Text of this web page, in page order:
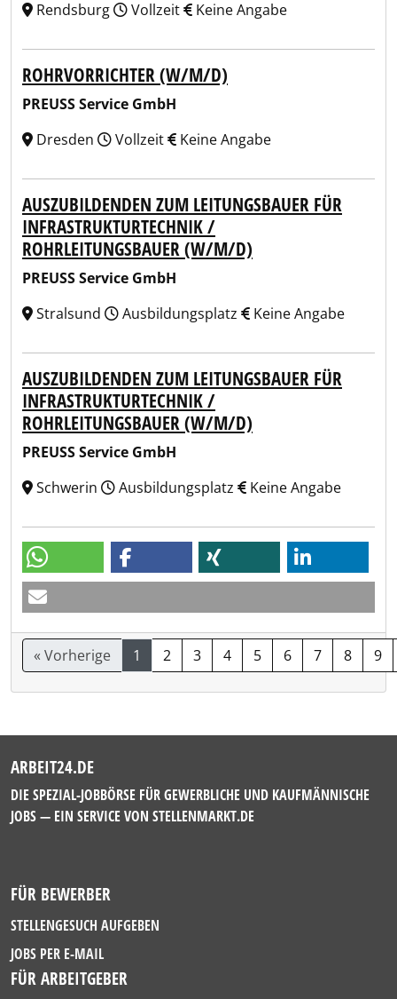
Rendsburg Vollzeit Keine Angabe
ROHRVORRICHTER (W/M/D)
PREUSS Service GmbH
Dresden
Vollzeit Keine Angabe
AUSZUBILDENDEN ZUM LEITUNGSBAUER FÜR
INFRASTRUKTURTECHNIK /
ROHRLEITUNGSBAUER (W/M/D)
PREUSS Service GmbH
Stralsund
Ausbildungsplatz Keine Angabe
AUSZUBILDENDEN ZUM LEITUNGSBAUER FÜR
INFRASTRUKTURTECHNIK /
ROHRLEITUNGSBAUER (W/M/D)
PREUSS Service GmbH
Schwerin
Ausbildungsplatz Keine Angabe
« Vorherige 1 2 3 4 5 6 7 8 9
ARBEIT24.DE
DIE SPEZIAL-JOBBÖRSE FÜR GEWERBLICHE UND KAUFMÄNNISCHE
JOBS — EIN SERVICE VON STELLENMARKT.DE
FÜR BEWERBER
STELLENGESUCH AUFGEBEN
JOBS PER E-MAIL
FÜR ARBEITGEBER